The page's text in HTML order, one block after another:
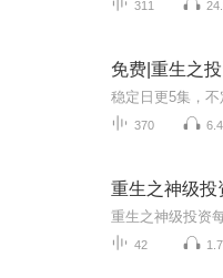
311
免费|重生之
370
重生之神级投
42